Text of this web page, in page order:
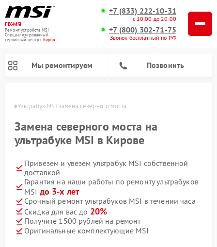
FIX-MSI
Ремонт устройств MSI
Специализированный
cервисный центр г.Киров
+7 (833) 222-10-31
с 10:00 до 20:00
+7 (800) 302-71-75
Звонок бесплатный по РФ
Мы ремонтируем Позвонить
Ультрабук MSI замена северного моста
Замена северного моста на
ультрабуке MSI в Кирове
Привезем и увезем ультрабук MSI собственной
доставкой
Гарантия на наши работы по ремонту ультрабуков
MSI до 3-х лет
Срочный ремонт ультрабуков MSI в течении часа
Скидка для вас до 20%
Получите 1500 рублей на ремонт
Оригинальные комплектующие MSI